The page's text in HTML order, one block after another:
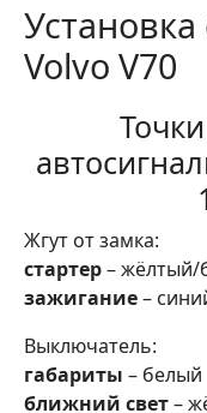
Volvo V70
Жгут от замка:
стартер– жёлтый/
зажигание–
Выключатель:
габариты – белый
ближний свет–